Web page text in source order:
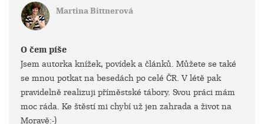
Martina Bittnerová
O čem píše
Jsem autorka knížek, povídek a článků. Můžete se také
se mnou potkat na besedách po celé ČR. V létě pak
pravidelně realizuji příměstské tábory. Svou práci mám
moc ráda. Ke štěstí mi chybí už jen zahrada a život na
Moravě:-)